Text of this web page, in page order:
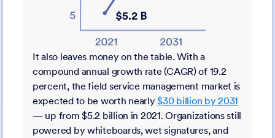
It also leaves money on the table. With a
compound annual growth rate (CAGR) of 19.2
percent, the field service management market is
expected to be worth nearly$30 billion by 2031
— up from $5.2 billion in 2021. Organizations still
powered by whiteboards, wet signatures, and